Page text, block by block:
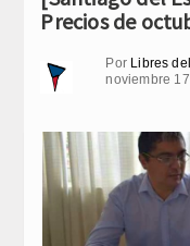
Precios de
Por Libres
noviembre